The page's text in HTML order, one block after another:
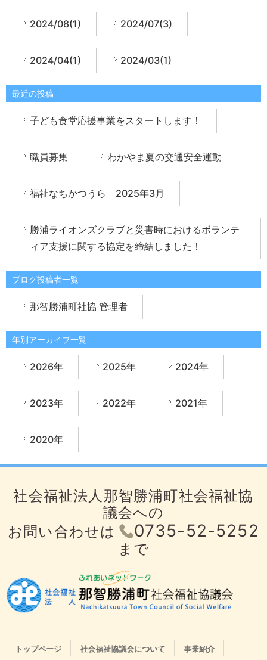
2024/08(1) 2024/07(3)
2024/04(1) 2024/03(1)
最近の投稿
子ども食堂応援事業をスタートします！
職員募集 わかやま夏の交通安全運動
福祉なちかつうら 2025年3月
勝浦ライオンズクラブと災害時におけるボランテ
ィア支援に関する協定を締結しました！
ブログ投稿者一覧
那智勝浦町社協 管理者
年別アーカイブ一覧
2026年 2025年 2024年
2023年 2022年 2021年
2020年
社会福祉法人那智勝浦町社会福祉協
議会への
お問い合わせは
0735-52-5252
まで
トップページ 社会福祉協議会について 事業紹介